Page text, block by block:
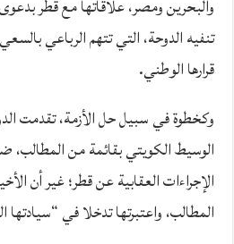
والبحرين ومصر، علاقاتها مع قطر
تنفيه الدوحة، التي تتهم الرباعي
قرارها الوطني.
وكخطوة في سبيل حل الأزمة، تقدمت
الإجراءات العقابية عن قطر؛ غير أن
المطالب، واعتبرتها تدخلا في “سيادتها